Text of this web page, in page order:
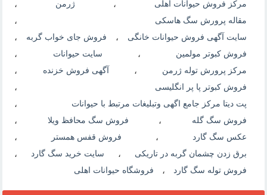
مرکز فروش حیوانات اهلی ، ژرمن ،
مقاله پرورش سگ هاسکی ،
سایت آگهی فروش حیوانات خانگی ، فروش جای خواب گربه ،
فروش کبوتر مولمین ، سایت حیوانات ،
مرکز پرورش توله ژرمن ، آگهی فروش خزنده ،
فروش کبوتر پا پر انگلیسی ،
پت دیتا مرکز جامع اگهی وتبلیغات مرتبط با حیوانات ،
فروش سگ گله ، فروش سگ محافظ ویلا ،
عکس سگ گارد ، فروش قفس همستر ،
برق زدن چشمان گربه در تاریکی ، سایت خرید سگ گارد ،
فروش توله سگ گارد ، فروشگاه حیوانات اهلی